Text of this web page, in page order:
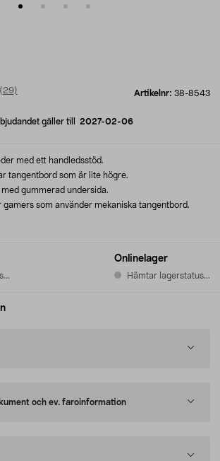
Artikelnr: 38-8543
( 29)
gäller till 2027-02-06
Onlinelager
Hämtar lagerstatus...
med ett handledsstöd.
tangentbord som är lite högre.
gummerad undersida.
gamers som använder mekaniska tangentbord.
och ev. faroinformation